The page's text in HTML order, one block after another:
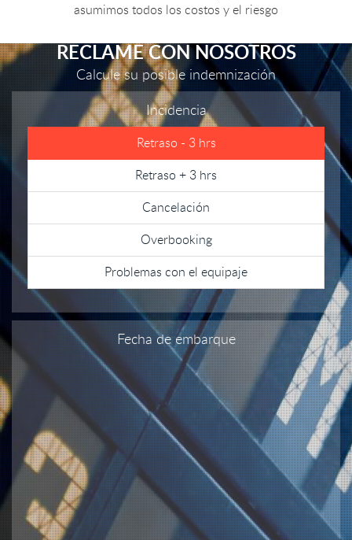
asumimos todos los costos y el riesgo
RECLAME CON NOSOTROS
Calcule su posible indemnización
Incidencia
Retraso - 3 hrs
Retraso + 3 hrs
Cancelación
Overbooking
Problemas con el equipaje
Fecha de embarque